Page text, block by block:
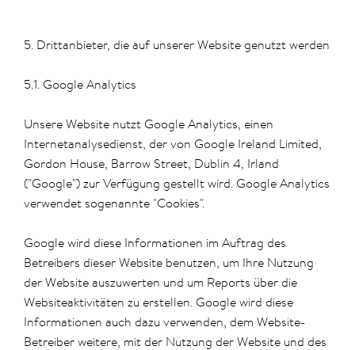
5. Drittanbieter, die auf unserer Website genutzt werden
5.1. Google Analytics
Unsere Website nutzt Google Analytics, einen
Internetanalysedienst, der von Google Ireland Limited,
Gordon House, Barrow Street, Dublin 4, Irland
("Google") zur Verfügung gestellt wird. Google Analytics
verwendet sogenannte "Cookies".
Google wird diese Informationen im Auftrag des
Betreibers dieser Website benutzen, um Ihre Nutzung
der Website auszuwerten und um Reports über die
Websiteaktivitäten zu erstellen. Google wird diese
Informationen auch dazu verwenden, dem Website-
Betreiber weitere, mit der Nutzung der Website und des